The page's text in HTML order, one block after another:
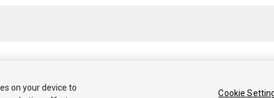
Unity Technologies. Publication 2017.2
on your device to
Cookie